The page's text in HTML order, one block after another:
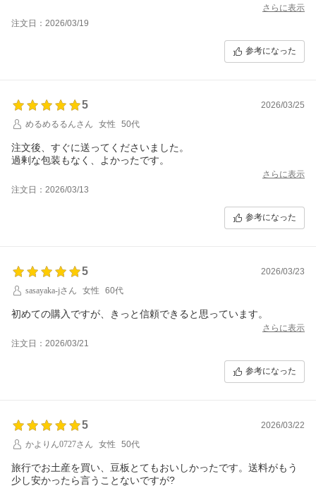
さらに表示
注文日：2026/03/19
参考になった
5
2026/03/25
めるめるるんさん
女性 50代
注文後、すぐに送ってくださいました。
過剰な包装もなく、よかったです。
さらに表示
注文日：2026/03/13
参考になった
5
2026/03/23
sasayaka-jさん
女性 60代
初めての購入ですが、きっと信頼できると思っています。
さらに表示
注文日：2026/03/21
参考になった
5
2026/03/22
かよりん0727さん
女性 50代
旅行でお土産を買い、豆板とてもおいしかったです。送料がもう
少し安かったら言うことないですが?